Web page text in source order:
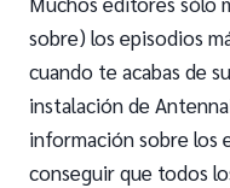
sobre) los episodios
cuando te acabas de
instalación de
información sobre los
conseguir que todos